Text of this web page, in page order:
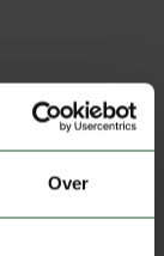
Over
is. Meng
erdoor.